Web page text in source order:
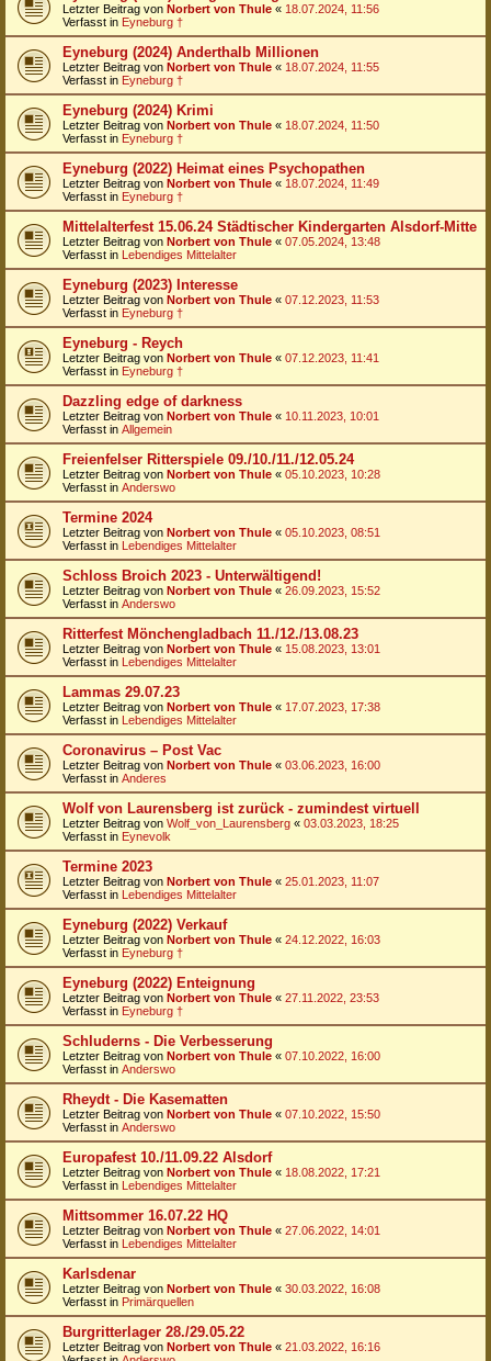
Letzter Beitrag von Norbert von Thule « 18.07.2024, 11:56
Verfasst in Eyneburg †
Eyneburg (2024) Anderthalb Millionen
Letzter Beitrag von Norbert von Thule « 18.07.2024, 11:55
Verfasst in Eyneburg †
Eyneburg (2024) Krimi
Letzter Beitrag von Norbert von Thule « 18.07.2024, 11:50
Verfasst in Eyneburg †
Eyneburg (2022) Heimat eines Psychopathen
Letzter Beitrag von Norbert von Thule « 18.07.2024, 11:49
Verfasst in Eyneburg †
Mittelalterfest 15.06.24 Städtischer Kindergarten Alsdorf-Mitte
Letzter Beitrag von Norbert von Thule « 07.05.2024, 13:48
Verfasst in Lebendiges Mittelalter
Eyneburg (2023) Interesse
Letzter Beitrag von Norbert von Thule « 07.12.2023, 11:53
Verfasst in Eyneburg †
Eyneburg - Reych
Letzter Beitrag von Norbert von Thule « 07.12.2023, 11:41
Verfasst in Eyneburg †
Dazzling edge of darkness
Letzter Beitrag von Norbert von Thule « 10.11.2023, 10:01
Verfasst in Allgemein
Freienfelser Ritterspiele 09./10./11./12.05.24
Letzter Beitrag von Norbert von Thule « 05.10.2023, 10:28
Verfasst in Anderswo
Termine 2024
Letzter Beitrag von Norbert von Thule « 05.10.2023, 08:51
Verfasst in Lebendiges Mittelalter
Schloss Broich 2023 - Unterwältigend!
Letzter Beitrag von Norbert von Thule « 26.09.2023, 15:52
Verfasst in Anderswo
Ritterfest Mönchengladbach 11./12./13.08.23
Letzter Beitrag von Norbert von Thule « 15.08.2023, 13:01
Verfasst in Lebendiges Mittelalter
Lammas 29.07.23
Letzter Beitrag von Norbert von Thule « 17.07.2023, 17:38
Verfasst in Lebendiges Mittelalter
Coronavirus – Post Vac
Letzter Beitrag von Norbert von Thule « 03.06.2023, 16:00
Verfasst in Anderes
Wolf von Laurensberg ist zurück - zumindest virtuell
Letzter Beitrag von Wolf_von_Laurensberg « 03.03.2023, 18:25
Verfasst in Eynevolk
Termine 2023
Letzter Beitrag von Norbert von Thule « 25.01.2023, 11:07
Verfasst in Lebendiges Mittelalter
Eyneburg (2022) Verkauf
Letzter Beitrag von Norbert von Thule « 24.12.2022, 16:03
Verfasst in Eyneburg †
Eyneburg (2022) Enteignung
Letzter Beitrag von Norbert von Thule « 27.11.2022, 23:53
Verfasst in Eyneburg †
Schluderns - Die Verbesserung
Letzter Beitrag von Norbert von Thule « 07.10.2022, 16:00
Verfasst in Anderswo
Rheydt - Die Kasematten
Letzter Beitrag von Norbert von Thule « 07.10.2022, 15:50
Verfasst in Anderswo
Europafest 10./11.09.22 Alsdorf
Letzter Beitrag von Norbert von Thule « 18.08.2022, 17:21
Verfasst in Lebendiges Mittelalter
Mittsommer 16.07.22 HQ
Letzter Beitrag von Norbert von Thule « 27.06.2022, 14:01
Verfasst in Lebendiges Mittelalter
Karlsdenar
Letzter Beitrag von Norbert von Thule « 30.03.2022, 16:08
Verfasst in Primärquellen
Burgritterlager 28./29.05.22
Letzter Beitrag von Norbert von Thule « 21.03.2022, 16:16